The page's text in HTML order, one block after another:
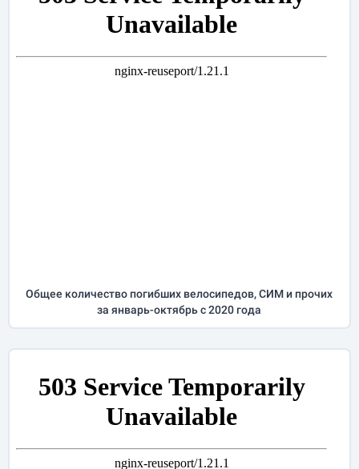
Общее количество погибших велосипедов, СИМ и прочих
заянварь-октябрьс 2020 года